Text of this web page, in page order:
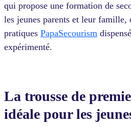
qui propose une formation de
les jeunes parents et leur famille,
pratiques PapaSecourism
expérimenté.
La trousse de
idéale pour les